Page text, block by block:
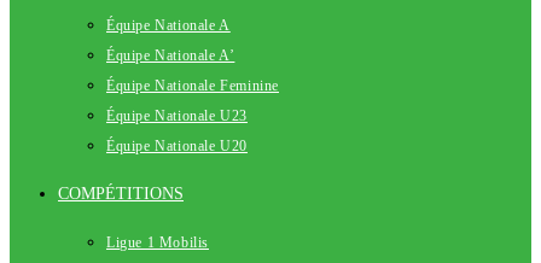
Équipe Nationale A
Équipe Nationale A’
Équipe Nationale Feminine
Équipe Nationale U23
Équipe Nationale U20
COMPÉTITIONS
Ligue 1 Mobilis